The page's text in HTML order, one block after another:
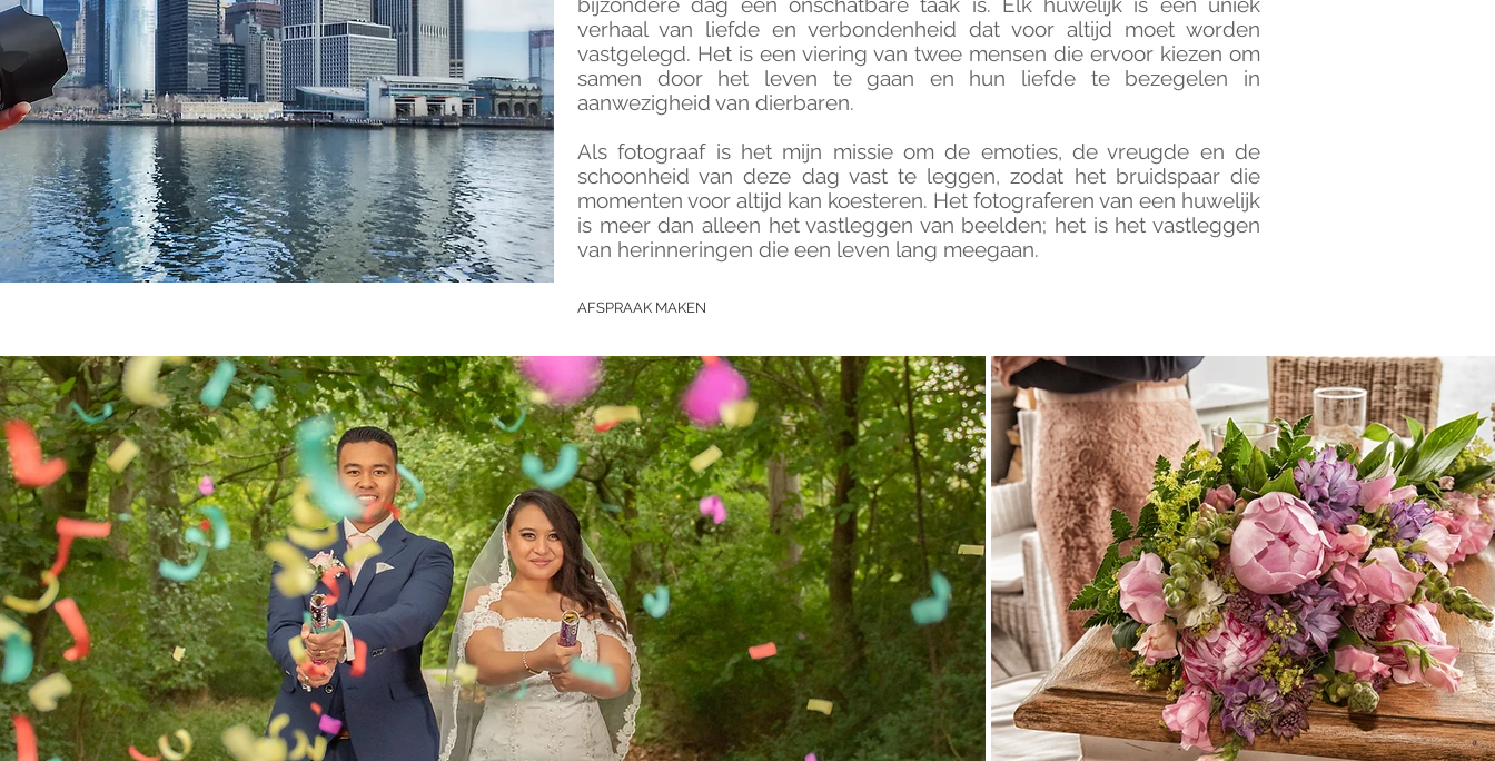
verhaal van liefde en verbondenheid dat voor altijd moet worden
vastgelegd. Het is een viering van twee mensen die ervoor kiezen om
samen door het leven te gaan en hun liefde te bezegelen in
aanwezigheid van dierbaren.
Als fotograaf is het mijn missie om de emoties, de vreugde en de
schoonheid van deze dag vast te leggen, zodat het bruidspaar die
momenten voor altijd kan koesteren. Het fotograferen van een huwelijk
is meer dan alleen het vastleggen van beelden; het is het vastleggen
van herinneringen die een leven lang meegaan.
AFSPRAAK MAKEN